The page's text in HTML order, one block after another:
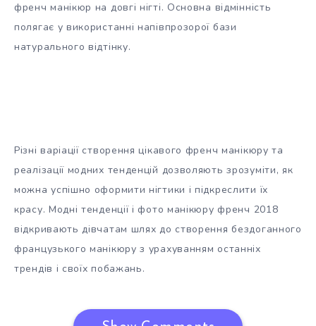
френч манікюр на довгі нігті. Основна відмінність
полягає у використанні напівпрозорої бази
натурального відтінку.
Різні варіації створення цікавого френч манікюру та
реалізації модних тенденцій дозволяють зрозуміти, як
можна успішно оформити нігтики і підкреслити їх
красу. Модні тенденції і фото манікюру френч 2018
відкривають дівчатам шлях до створення бездоганного
французького манікюру з урахуванням останніх
трендів і своїх побажань.